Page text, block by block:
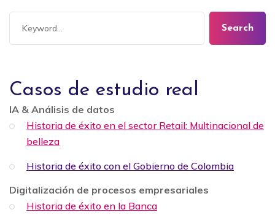
Search
Casos de estudio real
IA & Análisis de datos
Historia de éxito en el sector Retail: Multinacional de
belleza
Historia de éxito con el Gobierno de Colombia
Digitalización de procesos empresariales
Historia de éxito en la Banca